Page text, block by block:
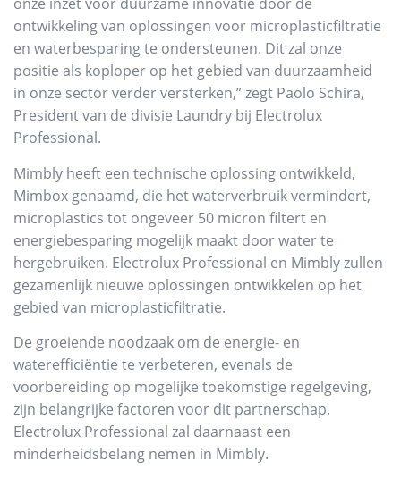
ontwikkeling van oplossingen voor microplasticfiltratie
en waterbesparing te ondersteunen. Dit zal onze
positie als koploper op het gebied van duurzaamheid
in onze sector verder versterken,” zegt Paolo Schira,
President van de divisie Laundry bij Electrolux
Professional.
Mimbly heeft een technische oplossing ontwikkeld,
Mimbox genaamd, die het waterverbruik vermindert,
microplastics tot ongeveer 50 micron filtert en
energiebesparing mogelijk maakt door water te
hergebruiken. Electrolux Professional en Mimbly zullen
gezamenlijk nieuwe oplossingen ontwikkelen op het
gebied van microplasticfiltratie.
De groeiende noodzaak om de energie- en
waterefficiëntie te verbeteren, evenals de
voorbereiding op mogelijke toekomstige regelgeving,
zijn belangrijke factoren voor dit partnerschap.
Electrolux Professional zal daarnaast een
minderheidsbelang nemen in Mimbly.